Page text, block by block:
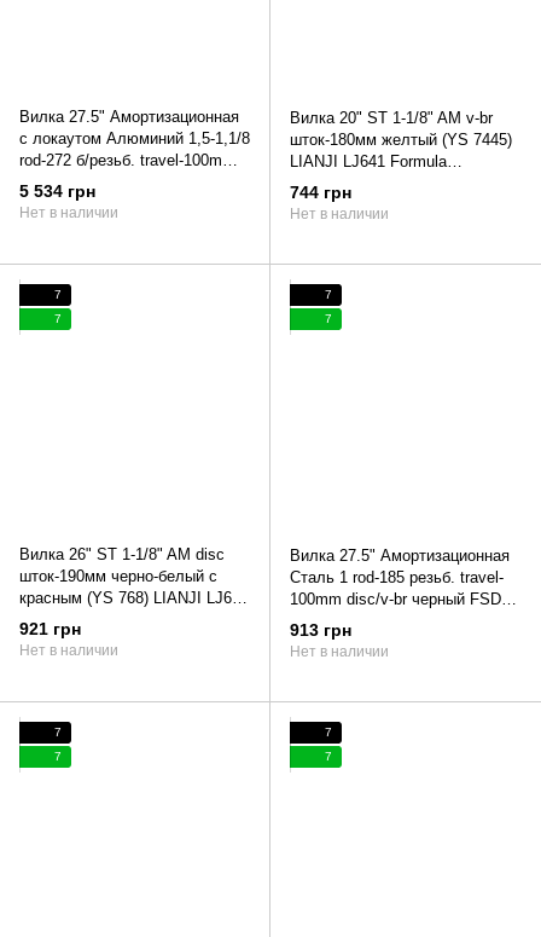
Вилка 27.5" Амортизационная
с локаутом Алюминий 1,5-1,1/8
rod-272 б/резьб. travel-100mm
disc черный (матовый)
SUNTOUR XCR32-LO
5 534 грн
Нет в наличии
Вилка 20" ST 1-1/8" AM v-br
шток-180мм желтый (YS 7445)
LIANJI LJ641 Formula
BLACKWOOD 2022 (желтый)
744 грн
Нет в наличии
7
7
Вилка 26" ST 1-1/8" AM disc
шток-190мм черно-белый с
красным (YS 768) LIANJI LJ641
Formula BLACKWOOD 2022
(черно-белый с красным)
921 грн
Нет в наличии
7
7
Вилка 27.5" Амортизационная
Сталь 1 rod-185 резьб. travel-
100mm disc/v-br черный FSD
LJ-531
913 грн
Нет в наличии
7
7
7
7